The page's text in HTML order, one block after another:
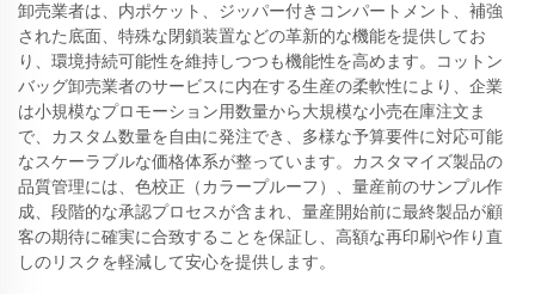
卸売業者は、内ポケット、ジッパー付きコンパートメント、補強
された底面、特殊な閉鎖装置などの革新的な機能を提供してお
り、環境持続可能性を維持しつつも機能性を高めます。コットン
バッグ卸売業者のサービスに内在する生産の柔軟性により、企業
は小規模なプロモーション用数量から大規模な小売在庫注文ま
で、カスタム数量を自由に発注でき、多様な予算要件に対応可能
なスケーラブルな価格体系が整っています。カスタマイズ製品の
品質管理には、色校正（カラープルーフ）、量産前のサンプル作
成、段階的な承認プロセスが含まれ、量産開始前に最終製品が顧
客の期待に確実に合致することを保証し、高額な再印刷や作り直
しのリスクを軽減して安心を提供します。